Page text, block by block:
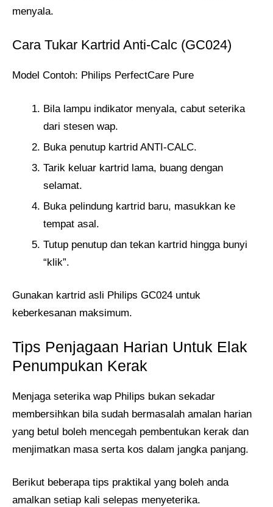
menyala.
Cara Tukar Kartrid Anti-Calc (GC024)
Model Contoh: Philips PerfectCare Pure
Bila lampu indikator menyala, cabut seterika
dari stesen wap.
Buka penutup kartrid ANTI-CALC.
Tarik keluar kartrid lama, buang dengan
selamat.
Buka pelindung kartrid baru, masukkan ke
tempat asal.
Tutup penutup dan tekan kartrid hingga bunyi
“klik”.
Gunakan kartrid asli Philips GC024 untuk
keberkesanan maksimum.
Tips Penjagaan Harian Untuk Elak
Penumpukan Kerak
Menjaga seterika wap Philips bukan sekadar
membersihkan bila sudah bermasalah amalan harian
yang betul boleh mencegah pembentukan kerak dan
menjimatkan masa serta kos dalam jangka panjang.
Berikut beberapa tips praktikal yang boleh anda
amalkan setiap kali selepas menyeterika.